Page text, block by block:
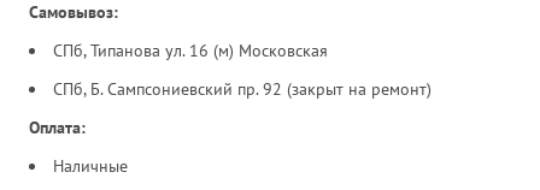
Самовывоз:
СПб, Типанова ул. 16 (м) Московская
СПб, Б. Сампсониевский пр. 92 (закрыт на ремонт)
Оплата:
Наличные